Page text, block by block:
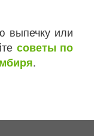
выпечку или
советы по
.